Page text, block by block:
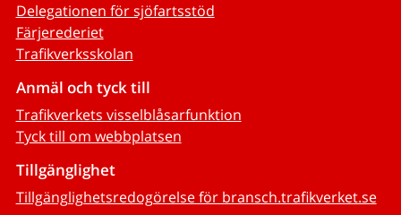
Delegationen för sjöfartsstöd
Färjerederiet
Trafikverksskolan
Anmäl och tyck till
Trafikverkets visselblåsarfunktion
Tyck till om webbplatsen
Tillgänglighet
Tillgänglighetsredogörelse för bransch.trafikverket.se